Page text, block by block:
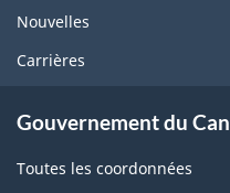
Nouvelles
Carrières
Gouvernement du
Toutes les coordonnées